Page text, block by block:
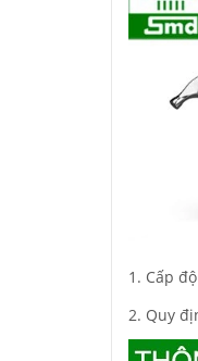
1. Cấp
2. Quy